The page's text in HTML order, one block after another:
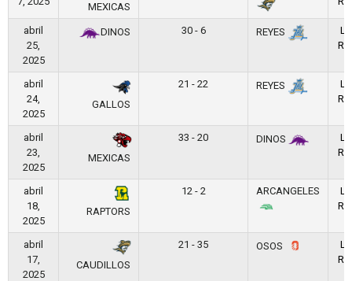
MEXICAS
abril
25,
2025
DINOS 30 - 6 REYES
abril
24,
2025
GALLOS
21 - 22 REYES
abril
23,
2025
MEXICAS
33 - 20 DINOS
abril
18,
2025
RAPTORS
12 - 2 ARCANGELES
abril
17,
2025
CAUDILLOS
21 - 35 OSOS